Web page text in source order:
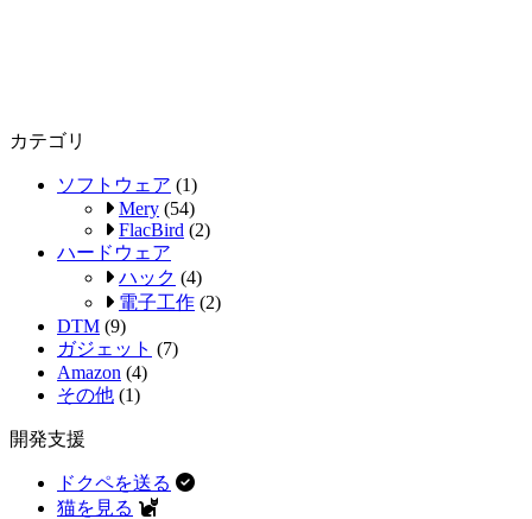
カテゴリ
ソフトウェア (1)
Mery (54)
FlacBird (2)
ハードウェア
ハック (4)
電子工作 (2)
DTM (9)
ガジェット (7)
Amazon (4)
その他 (1)
開発支援
ドクペを送る
猫を見る